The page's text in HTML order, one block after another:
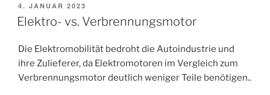
VERÖFFENTLICHT
AM
4. JANUAR 2023
Elektro- vs. Verbrennungsmotor
Die Elektromobilität bedroht die Autoindustrie und
ihre Zulieferer, da Elektromotoren im Vergleich zum
Verbrennungsmotor deutlich weniger Teile benötigen..